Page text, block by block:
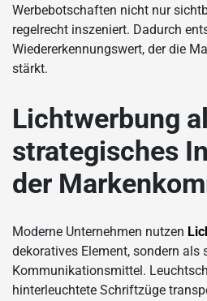
Werbebotschaften nicht nur
regelrecht inszeniert. Dadurch
Wiedererkennungswert, der die
stärkt.
Lichtwerbung
strategisches
der
Moderne Unternehmen nutzen
dekoratives Element, sondern als
Kommunikationsmittel.
hinterleuchtete Schriftzüge